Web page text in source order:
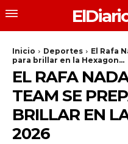
Inicio Deportes
El Rafa
para brillar en la Hexagon...
EL RAFA
TEAM SE
BRILLAR EN
2026